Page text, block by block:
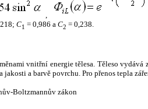
,
C1 = 0,986 a C2 = 0,238.
vnitřní energie tělesa. Těleso
a barvě povrchu. Pro přenos tepla
Boltzmannův zákon